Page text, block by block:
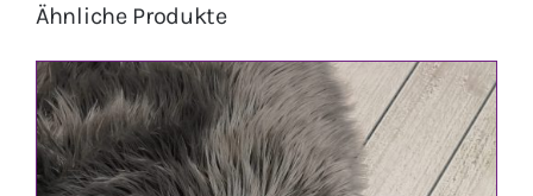
Ähnliche Produkte